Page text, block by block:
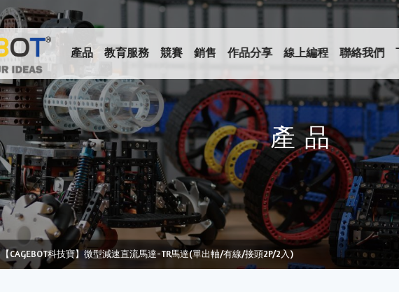
產品 教育服務 競賽 銷售 作品分享 線上編程 聯絡我們
產品
【CAGEBOT科技寶】微型減速直流馬達-TR馬達(單出軸/有線/接頭2P/2入)